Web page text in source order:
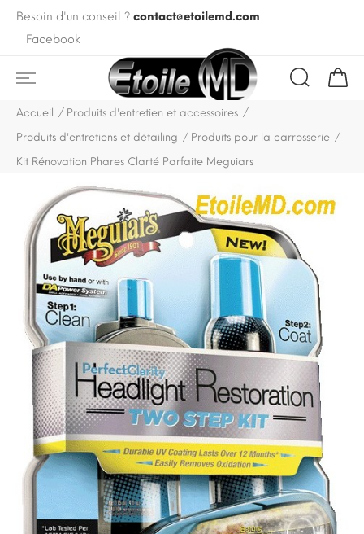
Besoin d'un conseil ? contact@etoilemd.com
Facebook
Accueil
Produits d'entretien et accessoires
Produits d'entretiens et détailing
Produits pour la carrosserie
Kit Rénovation Phares Clarté Parfaite Meguiars